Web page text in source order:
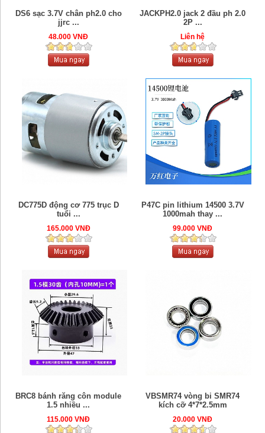
DS6 sạc 3.7V chân ph2.0 cho
jjrc ...
48.000 VNĐ
JACKPH2.0 jack 2 đầu ph 2.0
2P ...
Liên hệ
DC775D động cơ 775 trục D
tuổi ...
165.000 VNĐ
P47C pin lithium 14500 3.7V
1000mah thay ...
99.000 VNĐ
BRC8 bánh răng côn module
1.5 nhiều ...
115.000 VNĐ
VBSMR74 vòng bi SMR74
kích cỡ 4*7*2.5mm
20.000 VNĐ